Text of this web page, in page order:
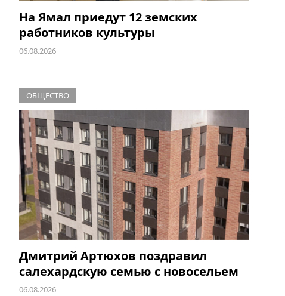
На Ямал приедут 12 земских
работников культуры
06.08.2026
ОБЩЕСТВО
Дмитрий Артюхов поздравил
салехардскую семью с новосельем
06.08.2026